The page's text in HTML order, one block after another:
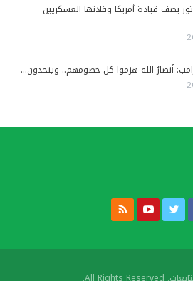
يصف قيادة أمريكا وقادتها العسكريين
أنصارُ الله هزموا كل خصومهم.. ويتحدون…